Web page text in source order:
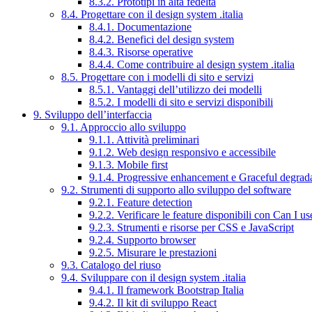
8.4. Progettare con il design system .italia
8.4.1. Documentazione
8.4.2. Benefici del design system
8.4.3. Risorse operative
8.4.4. Come contribuire al design system .italia
8.5. Progettare con i modelli di sito e servizi
8.5.1. Vantaggi dell’utilizzo dei modelli
8.5.2. I modelli di sito e servizi disponibili
9. Sviluppo dell’interfaccia
9.1. Approccio allo sviluppo
9.1.1. Attività preliminari
9.1.2. Web design responsivo e accessibile
9.1.3. Mobile first
9.1.4. Progressive enhancement e Graceful
9.2. Strumenti di supporto allo sviluppo del software
9.2.1. Feature detection
9.2.2. Verificare le feature disponibili con Can I
9.2.3. Strumenti e risorse per CSS e JavaScript
9.2.4. Supporto browser
9.2.5. Misurare le prestazioni
9.3. Catalogo del riuso
9.4. Sviluppare con il design system .italia
9.4.1. Il framework Bootstrap Italia
9.4.2. Il kit di sviluppo React